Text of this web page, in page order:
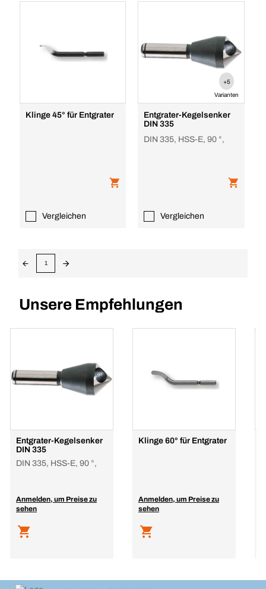
Klinge 45° für Entgrater
Vergleichen
+5
Varianten
Entgrater-Kegelsenker
DIN 335
DIN 335, HSS-E, 90 °,
Vergleichen
1
Unsere Empfehlungen
Entgrater-Kegelsenker
DIN 335
DIN 335, HSS-E, 90 °,
Anmelden, um Preise zu
sehen
Klinge 60° für Entgrater
Anmelden, um Preise zu
sehen